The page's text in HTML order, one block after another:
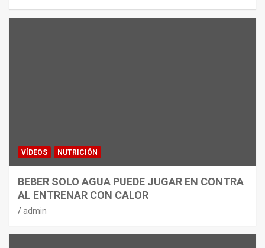
VÍDEOS NUTRICIÓN
BEBER SOLO AGUA PUEDE JUGAR EN CONTRA
AL ENTRENAR CON CALOR
admin